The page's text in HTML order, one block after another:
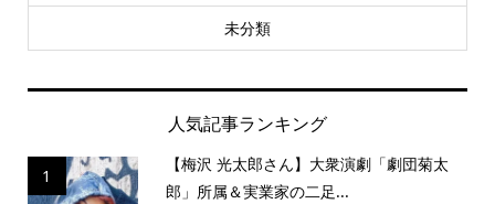
未分類
人気記事ランキング
1
【梅沢 光太郎さん】大衆演劇「劇団菊太
郎」所属＆実業家の二足...